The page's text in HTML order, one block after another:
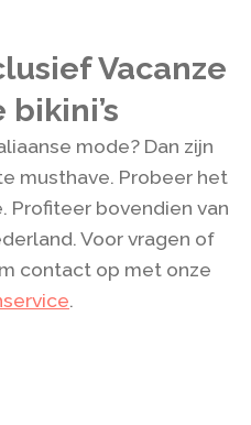
Vacanze
mode? Dan zijn
musthave. Probeer het
Profiteer bovendien van
Voor vragen of
contact op met onze
.